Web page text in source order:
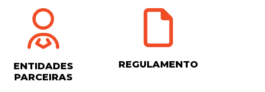
ENTIDADES
PARCEIRAS
REGULAMENTO